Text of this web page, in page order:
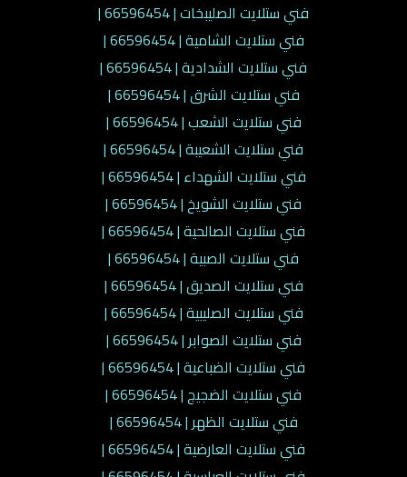
فني ستلايت الصليبخات | 66596454 |
فني ستلايت الشامية | 66596454 |
فني ستلايت الشدادية | 66596454 |
فني ستلايت الشرق | 66596454 |
فني ستلايت الشعب | 66596454 |
فني ستلايت الشعيبة | 66596454 |
فني ستلايت الشهداء | 66596454 |
فني ستلايت الشويخ | 66596454 |
فني ستلايت الصالحية | 66596454 |
فني ستلايت الصبية | 66596454 |
فني ستلايت الصديق | 66596454 |
فني ستلايت الصليبية | 66596454 |
فني ستلايت الصوابر | 66596454 |
فني ستلايت الضباعية | 66596454 |
فني ستلايت الضجيج | 66596454 |
فني ستلايت الظهر | 66596454 |
فني ستلايت العارضية | 66596454 |